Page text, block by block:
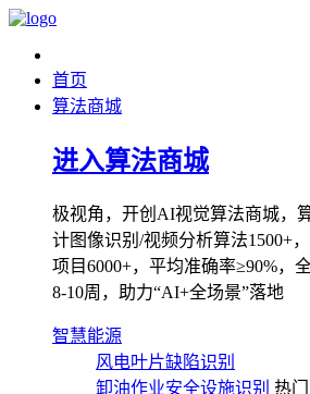
首页
算法商城
进入算法商城
极视角，开创AI视觉算法商城，
计图像识别/视频分析算法1500+
项目6000+，平均准确率≥90%，
8-10周，助力“AI+全场景”落地
智慧能源
风电叶片缺陷识别
卸油作业安全设施识别 热门